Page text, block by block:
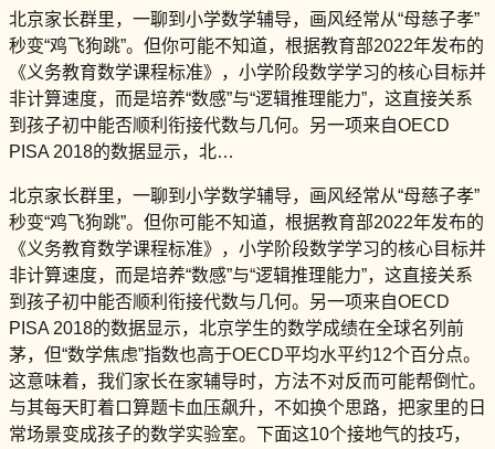
北京家长群里，一聊到小学数学辅导，画风经常从“母慈子孝”
秒变“鸡飞狗跳”。但你可能不知道，根据教育部2022年发布的
《义务教育数学课程标准》，小学阶段数学学习的核心目标并
非计算速度，而是培养“数感”与“逻辑推理能力”，这直接关系
到孩子初中能否顺利衔接代数与几何。另一项来自OECD
PISA 2018的数据显示，北…
北京家长群里，一聊到小学数学辅导，画风经常从“母慈子孝”
秒变“鸡飞狗跳”。但你可能不知道，根据教育部2022年发布的
《义务教育数学课程标准》，小学阶段数学学习的核心目标并
非计算速度，而是培养“数感”与“逻辑推理能力”，这直接关系
到孩子初中能否顺利衔接代数与几何。另一项来自OECD
PISA 2018的数据显示，北京学生的数学成绩在全球名列前
茅，但“数学焦虑”指数也高于OECD平均水平约12个百分点。
这意味着，我们家长在家辅导时，方法不对反而可能帮倒忙。
与其每天盯着口算题卡血压飙升，不如换个思路，把家里的日
常场景变成孩子的数学实验室。下面这10个接地气的技巧，